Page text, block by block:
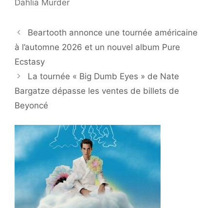
Beartooth annonce une tournée américaine
à l’automne 2026 et un nouvel album Pure
Ecstasy
La tournée « Big Dumb Eyes » de Nate
Bargatze dépasse les ventes de billets de
Beyoncé